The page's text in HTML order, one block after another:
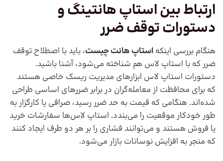
ارتباط بین استاپ هانتینگ و
دستورات توقف ضرر
هنگام بررسی اینکه استاپ هانت چیست، باید با اصطلاح توقف
ضرر که با استاپ لاس هم شناخته می‌شود، آشنا باشید.
دستورات استاپ لاس ابزار‌های مدیریت ریسک خاصی هستند
که برای محافظت از معامله‌گران در برابر ضرر‌های اساسی طراحی
شده‌اند. هنگامی که قیمت به حد ضرر رسید، صرافی یا کارگزار به
طور خودکار موقعیت را می‌بندد. استاپ لاس‌ها سفارشات خرید
یا فروش هستند و می‌توانند فشاری را بر هر دو طرف ایجاد کنند
که منجر به افزایش نوسانات بازار می‌شود.